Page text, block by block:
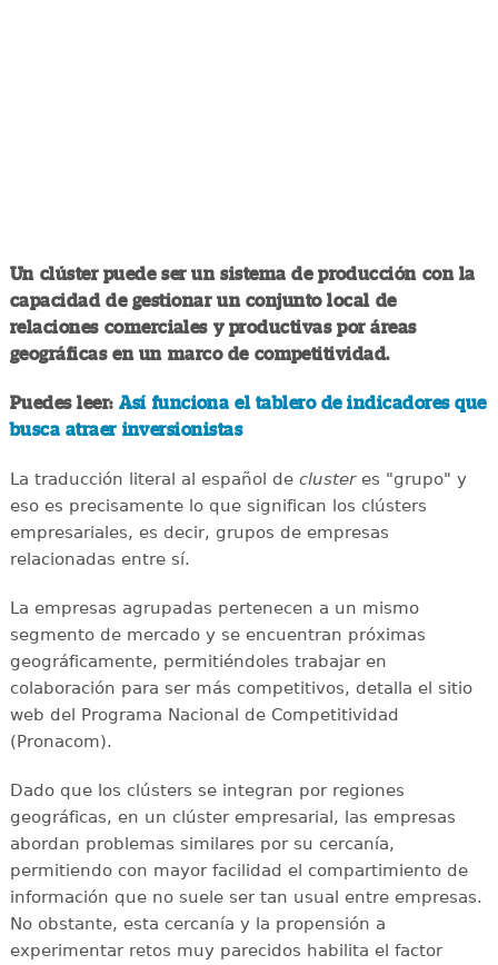
Un clúster puede ser un sistema de producción con la
capacidad de gestionar un conjunto local de
relaciones comerciales y productivas por áreas
geográficas en un marco de competitividad.
Puedes leer: Así funciona el tablero de indicadores que
busca atraer inversionistas
La traducción literal al español de cluster es "grupo" y
eso es precisamente lo que significan los clústers
empresariales, es decir, grupos de empresas
relacionadas entre sí.
La empresas agrupadas pertenecen a un mismo
segmento de mercado y se encuentran próximas
geográficamente, permitiéndoles trabajar en
colaboración para ser más competitivos, detalla el sitio
web del Programa Nacional de Competitividad
(Pronacom).
Dado que los clústers se integran por regiones
geográficas, en un clúster empresarial, las empresas
abordan problemas similares por su cercanía,
permitiendo con mayor facilidad el compartimiento de
información que no suele ser tan usual entre empresas.
No obstante, esta cercanía y la propensión a
experimentar retos muy parecidos habilita el factor